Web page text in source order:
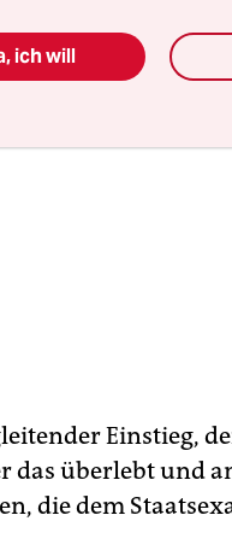
Einstieg,
das überlebt und
die dem
ich will